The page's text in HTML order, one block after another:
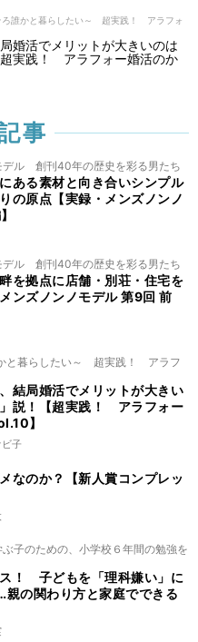
ろ誰かと暮らしたい～ 超実践！ アラフォ
婚活でメリットが大きいのは
超実践！ アラフォー婚活のか
事
デル 創刊40年の歴史を彩る男たち
ある素材と向き合いシンプル
の原点【実録・メンズノンノ
デル 創刊40年の歴史を彩る男たち
を拠点に店舗・別荘・住宅を
ンズノンノモデル 第9回 前
と暮らしたい～ 超実践！ アラフ
結局婚活でメリットが大きい
説！【超実践！ アラフォー
】
子
なのか？【新人賞コンプレッ
子のための、小学校６年間の勉強を
！ 子どもを「理科嫌い」に
の関わり方と家庭でできる